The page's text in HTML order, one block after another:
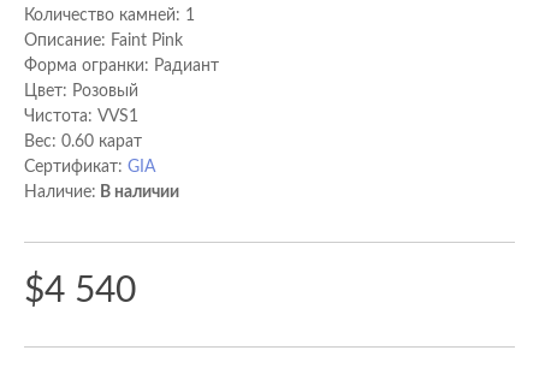
Количество камней: 1
Описание: Faint Pink
Форма огранки: Радиант
Цвет: Розовый
Чистота: VVS1
Вес: 0.60 карат
Сертификат: GIA
Наличие: В наличии
$4 540